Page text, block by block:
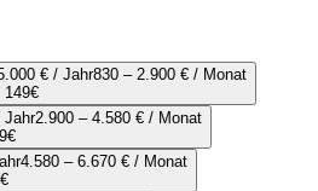
€ / Jahr830 – 2.900 € / Monat
149€
Jahr2.900 – 4.580 € / Monat
€
4.580 – 6.670 € / Monat
€